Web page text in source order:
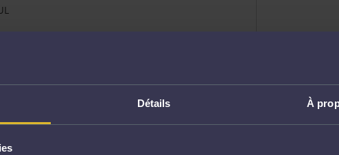
Détails À
CEDEX